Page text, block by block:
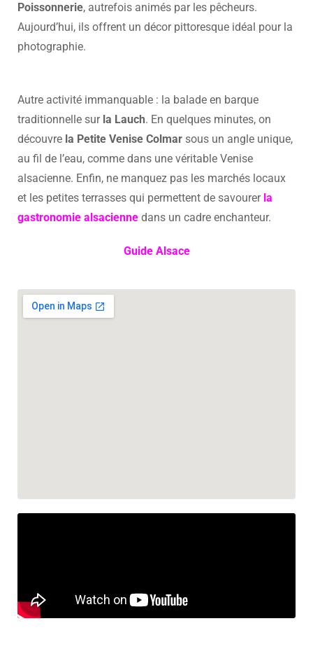
Poissonnerie, autrefois animés par les pêcheurs.
Aujourd’hui, ils offrent un décor pittoresque idéal pour la
photographie.
Autre activité immanquable : la balade en barque
traditionnelle sur la Lauch. En quelques minutes, on
découvre la Petite Venise Colmar sous un angle unique,
au fil de l’eau, comme dans une véritable Venise
alsacienne. Enfin, ne manquez pas les marchés locaux
et les petites terrasses qui permettent de savourer la
gastronomie alsacienne dans un cadre enchanteur.
Guide Alsace